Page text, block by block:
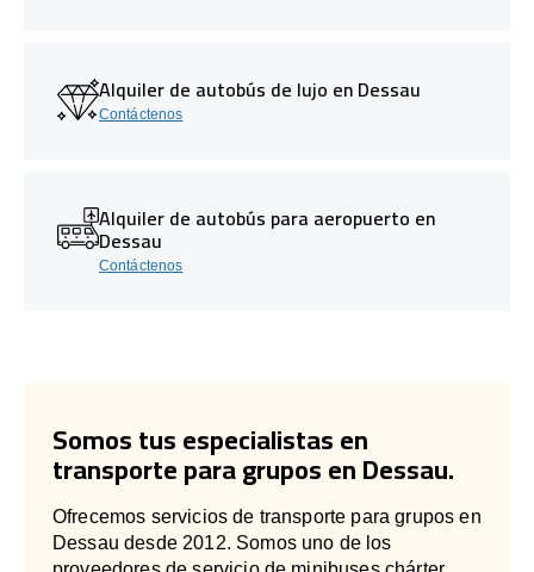
Alquiler de autobús de lujo en Dessau
Contáctenos
Alquiler de autobús para aeropuerto en
Dessau
Contáctenos
Somos tus especialistas en
transporte para grupos en Dessau.
Ofrecemos servicios de transporte para grupos en
Dessau desde 2012. Somos uno de los